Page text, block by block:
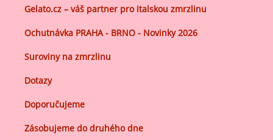
Gelato.cz – váš partner pro italskou zmrzlinu
Ochutnávka PRAHA - BRNO - Novinky 2026
Suroviny na zmrzlinu
Dotazy
Doporučujeme
Zásobujeme do druhého dne